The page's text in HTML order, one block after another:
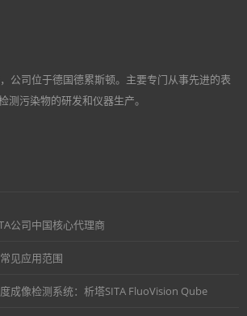
公司位于德国德累斯顿。主要专门从事先进的表
测污染物的研发和仪器生产。
公司中国核心代理商
见应用范围
成像检测系统：析塔SITA FluoVision Qube